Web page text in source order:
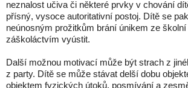
neznalost učiva či některé prvky v chování
přísný, vysoce autoritativní postoj. Dítě se
neúnosným prožitkům brání únikem ze
záškoláctvím vyústit.
Další možnou motivací může být strach z
z party. Dítě se může stávat delší dobu
objektem fyzických útoků, posmívání a